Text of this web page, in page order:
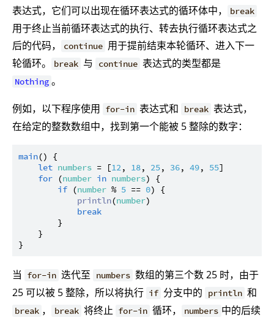
表达式，它们可以出现在循环表达式的循环体中， break
用于终止当前循环表达式的执行、转去执行循环表达式之
后的代码，
continue 用于提前结束本轮循环、进入下一
轮循环。
break 与 continue 表达式的类型都是
Nothing 。
例如，以下程序使用 for-in 表达式和 break 表达式，
在给定的整数数组中，找到第一个能被 5 整除的数字：
main() {
let numbers = [12, 18, 25, 36, 49, 55]
for (number in numbers) {
if (number % 5 == 0) {
println(number)
break
        }
    }
当 for-in 迭代至 numbers 数组的第三个数 25 时，由于
25 可以被 5 整除，所以将执行 if 分支中的 println 和
break ， break 将终止 for-in 循环， numbers 中的后续